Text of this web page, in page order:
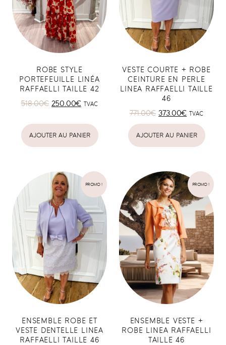
ROBE STYLE
PORTEFEUILLE LINÉA
RAFFAELLI TAILLE 42
518.00€ 250.00€ TVAC
AJOUTER AU PANIER
VESTE COURTE + ROBE
CEINTURE EN PERLE
LINEA RAFFAELLI TAILLE
46
771.00€ 373.00€ TVAC
AJOUTER AU PANIER
PROMO !
ENSEMBLE ROBE ET
VESTE DENTELLE LINEA
RAFFAELLI TAILLE 46
PROMO !
ENSEMBLE VESTE +
ROBE LINEA RAFFAELLI
TAILLE 46